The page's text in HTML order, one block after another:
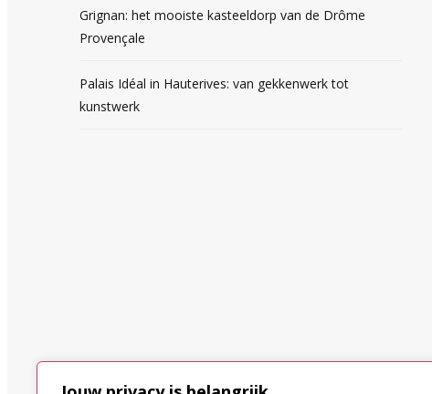
Grignan: het mooiste kasteeldorp van de Drôme
Provençale
Palais Idéal in Hauterives: van gekkenwerk tot
kunstwerk